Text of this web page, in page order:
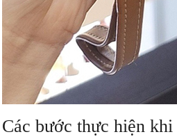
Các bước thực hiện